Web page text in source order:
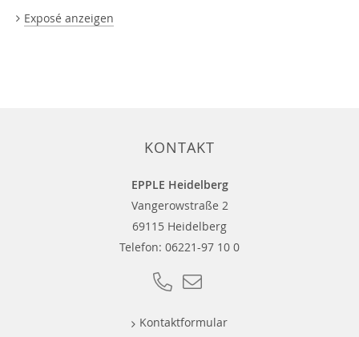
Exposé anzeigen
KONTAKT
EPPLE Heidelberg
Vangerowstraße 2
69115 Heidelberg
Telefon: 06221-97 10 0
Kontaktformular